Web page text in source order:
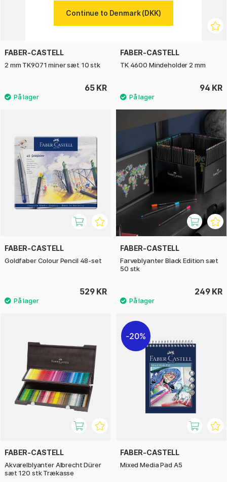
FABER-CASTELL
2 mm TK9071 miner sæt 10 stk
65 KR
FABER-CASTELL
TK 4600 Mindeholder 2 mm
94 KR
FABER-CASTELL
Goldfaber Colour Pencil 48-set
529 KR
FABER-CASTELL
Farveblyanter Black Edition sæt
50 stk
249 KR
FABER-CASTELL
Akvarelblyanter Albrecht Dürer
sæt 120 stk Trækasse
20%
FABER-CASTELL
Mixed Media Pad A5
Continue to Denmark (DKK)